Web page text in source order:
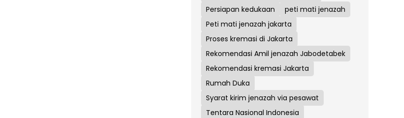
Persiapan kedukaan
peti mati jenazah
Peti mati jenazah jakarta
Proses kremasi di Jakarta
Rekomendasi Amil jenazah Jabodetabek
Rekomendasi kremasi Jakarta
Rumah Duka
Syarat kirim jenazah via pesawat
Tentara Nasional Indonesia